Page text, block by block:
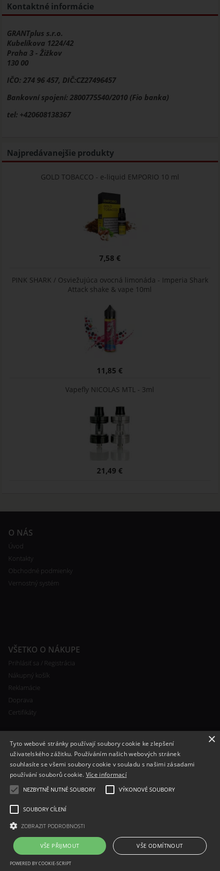
Kontaktné informácie
GRANTplus s.r.o.
Kubelíkova 1224/42
Praha 3 - Žižkov
130 00
IČO: 274 96 457, DIČ:CZ27496457
Bankovní spojení: 2800775540/2010 (Fio banka)
tel: +420608138367
Najpredávanejšie produkty
GOLD TOBACCO - e-liquid EMPORIO 10 ml
7,58 €
PINK SHARK / Osviežujúca ovocná limonáda - Imperia Shark
Attack shake & vape 10ml
11,85 €
Vapefly NICOLAS MTL - 3ml
21,49 €
O NÁS
Úvod
Kontakty
Obchodné podmienky
Vernostný systém
VŠETKO O NÁKUPE
Prihlásiť sa / Registrácia
Nákupný košík
Reklamácie
Doprava
Certifikáty
RYCHLÝ KONTAKT
+420 608 138 367
info@bomba-cig.sk
×
Tyto webové stránky používají soubory cookie ke zlepšení
uživatelského zážitku. Používáním našich webových stránek
souhlasíte se všemi soubory cookie v souladu s našimi zásadami
používání souborů cookie. Více informací
NEZBYTNĚ NUTNÉ SOUBORY VÝKONOVÉ SOUBORY
SOUBORY CÍLENÍ
ZOBRAZIT PODROBNOSTI
VŠE PŘIJMOUT VŠE ODMÍTNOUT
POWERED BY COOKIE-SCRIPT